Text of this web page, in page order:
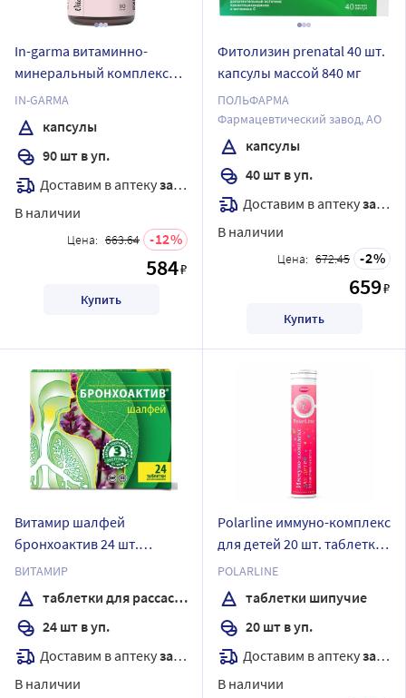
In-garma витаминно-
минеральный комплекс
для женщин 90 шт.
капсулы массой 0,67 г
IN-GARMA
капсулы
90 шт в уп.
Доставим в аптекузавтра
В наличии
Цена: 663.64 12
584₽
Купить
Фитолизин prenatal 40 шт.
капсулы массой 840 мг
ПОЛЬФАРМА
Фармацевтический завод, АО
капсулы
40 шт в уп.
Доставим в аптекузавтра
В наличии
Цена: 672.45 2
659₽
Купить
Витамир шалфей
бронхоактив 24 шт.
таблетки для
рассасывания массой 960
мг
ВИТАМИР
таблетки для рассасывания
24 шт в уп.
Доставим в аптекузавтра
В наличии
Polarline иммуно-комплекс
для детей 20 шт. таблетки
шипучие массой 4 гр г со
вкусом малины
POLARLINE
таблетки шипучие
20 шт в уп.
Доставим в аптекузавтра
В наличии